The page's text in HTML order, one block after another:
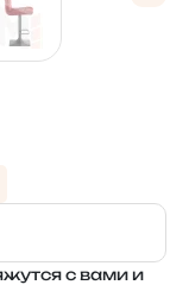
с вами и